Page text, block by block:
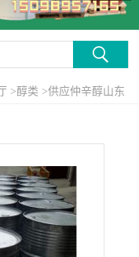
>醇类 >供应仲辛醇山东